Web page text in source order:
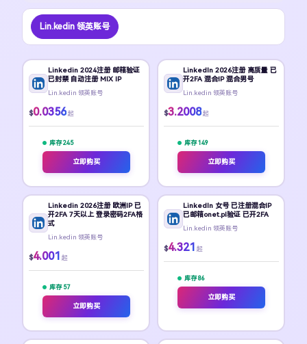
Lin.kedin 领英账号
Linkedin 2024注册 邮箱验证
已封禁 自动注册 MIX IP
Lin.kedin 领英账号
$0.0356 起
库存 245
立即购买
LinkedIn 2026注册 高质量 已
开2FA 混合IP 混合男号
Lin.kedin 领英账号
$3.2008 起
库存 149
立即购买
Linkedin 2026注册 欧洲IP 已
开2FA 7天以上 登录密码2FA格
式
Lin.kedin 领英账号
$4.001 起
库存 57
立即购买
LinkedIn 女号 已注册混合IP
已邮箱onet.pl验证 已开2FA
Lin.kedin 领英账号
$4.321 起
库存 86
立即购买